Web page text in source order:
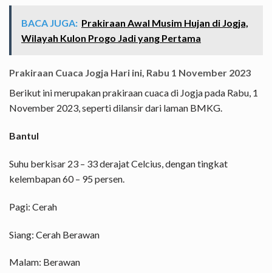
BACA JUGA: Prakiraan Awal Musim Hujan di Jogja,
Wilayah Kulon Progo Jadi yang Pertama
Prakiraan Cuaca Jogja Hari ini, Rabu 1 November 2023
Berikut ini merupakan prakiraan cuaca di Jogja pada Rabu, 1
November 2023, seperti dilansir dari laman BMKG.
Bantul
Suhu berkisar 23 – 33 derajat Celcius, dengan tingkat
kelembapan 60 – 95 persen.
Pagi: Cerah
Siang: Cerah Berawan
Malam: Berawan